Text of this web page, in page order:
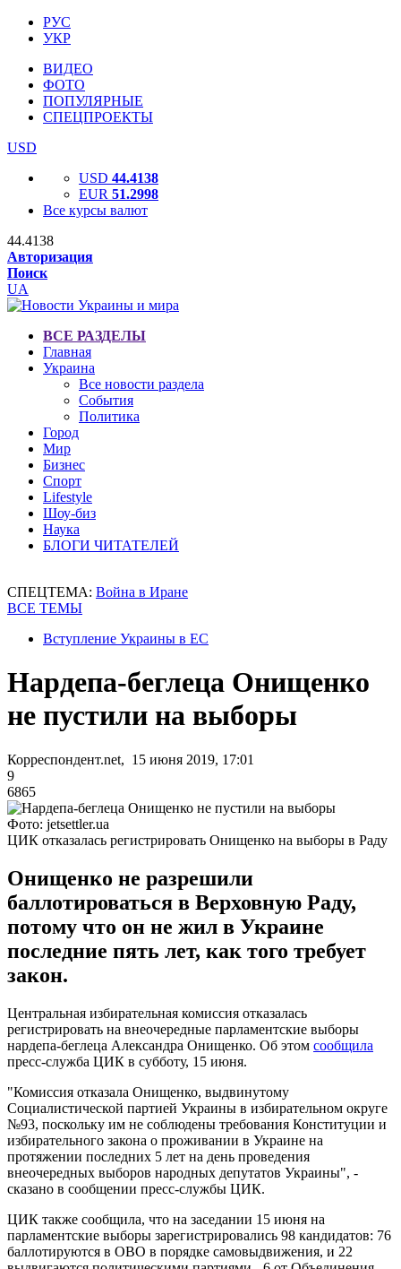
РУС
УКР
ВИДЕО
ФОТО
ПОПУЛЯРНЫЕ
СПЕЦПРОЕКТЫ
USD
USD 44.4138
EUR 51.2998
Все курсы валют
44.4138
Авторизация
Поиск
UA
ВСЕ РАЗДЕЛЫ
Главная
Украина
Все новости раздела
События
Политика
Город
Мир
Бизнес
Спорт
Lifestyle
Шоу-биз
Наука
БЛОГИ ЧИТАТЕЛЕЙ
СПЕЦТЕМА: Война в Иране
ВСЕ ТЕМЫ
Вступление Украины в ЕС
Нардепа-беглеца Онищенко
не пустили на выборы
Корреспондент.net, 15 июня 2019, 17:01
9
6865
Фото: jetsettler.ua
ЦИК отказалась регистрировать Онищенко на выборы в Раду
Онищенко не разрешили
баллотироваться в Верховную Раду,
потому что он не жил в Украине
последние пять лет, как того требует
закон.
Центральная избирательная комиссия отказалась
регистрировать на внеочередные парламентские выборы
нардепа-беглеца Александра Онищенко. Об этом сообщила
пресс-служба ЦИК в субботу, 15 июня.
"Комиссия отказала Онищенко, выдвинутому
Социалистической партией Украины в избирательном округе
№93, поскольку им не соблюдены требования Конституции и
избирательного закона о проживании в Украине на
протяжении последних 5 лет на день проведения
внеочередных выборов народных депутатов Украины", -
сказано в сообщении пресс-службы ЦИК.
ЦИК также сообщила, что на заседании 15 июня на
парламентские выборы зарегистрировались 98 кандидатов: 76
баллотируются в ОВО в порядке самовыдвижения, и 22